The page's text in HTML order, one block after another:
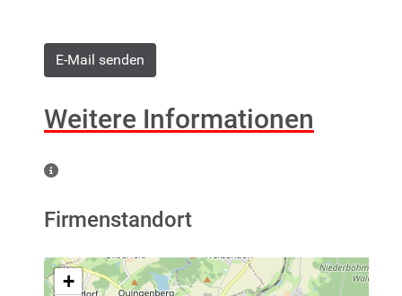
E-Mail senden
Weitere Informationen
Weitere Informationen
Firmenstandort
+